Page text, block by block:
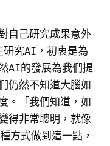
自己研究成果意外
究AI，初衷是為
AI的發展為我們提
仍然不知道大腦如
。「我們知道，如
得非常聰明，就像
方式做到這一點，